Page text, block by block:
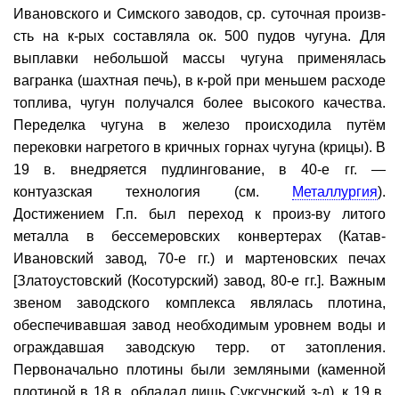
Ивановского и Симского заводов, ср. суточная произв-
сть на к-рых составляла ок. 500 пудов чугуна. Для
выплавки небольшой массы чугуна применялась
вагранка (шахтная печь), в к-рой при меньшем расходе
топлива, чугун получался более высокого качества.
Переделка чугуна в железо происходила путём
перековки нагретого в кричных горнах чугуна (крицы). В
19 в. внедряется пудлингование, в 40-е гг. —
контуазская технология (см.
Металлургия).
Достижением Г.п. был переход к произ-ву литого
металла в бессемеровских конвертерах (Катав-
Ивановский завод, 70-е гг.) и мартеновских печах
[Златоустовский (Косотурский) завод, 80-е гг.]. Важным
звеном заводского комплекса являлась плотина,
обеспечивавшая завод необходимым уровнем воды и
ограждавшая заводскую терр. от затопления.
Первоначально плотины были земляными (каменной
плотиной в 18 в. обладал лишь Суксунский з-д), к 19 в.